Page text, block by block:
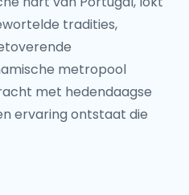
tradities,
metropool
met hedendaagse
ervaring ontstaat die